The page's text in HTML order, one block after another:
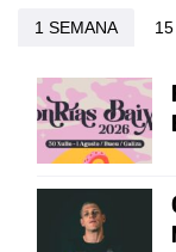
1 SEMANA